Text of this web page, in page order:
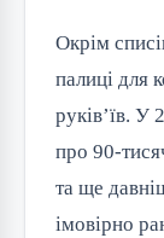
Окрім
палиці для
руків’їв. У
про 90-
та ще
імовірно